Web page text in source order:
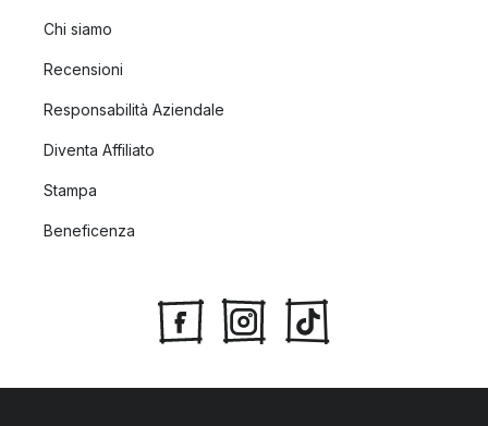
Chi siamo
Recensioni
Responsabilità Aziendale
Diventa Affiliato
Stampa
Beneficenza